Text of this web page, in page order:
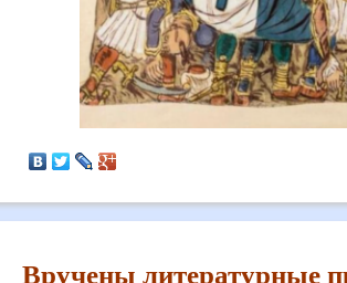
Вручены литературные